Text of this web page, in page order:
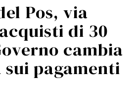
Pos, via
di 30
cambia
pagamenti